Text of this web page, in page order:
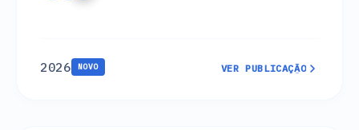
2026 NOVO
VER PUBLICAÇÃO